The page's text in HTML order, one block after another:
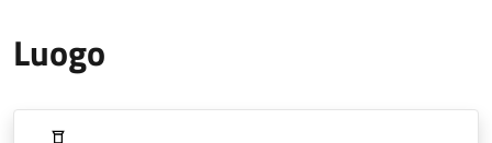
Luogo